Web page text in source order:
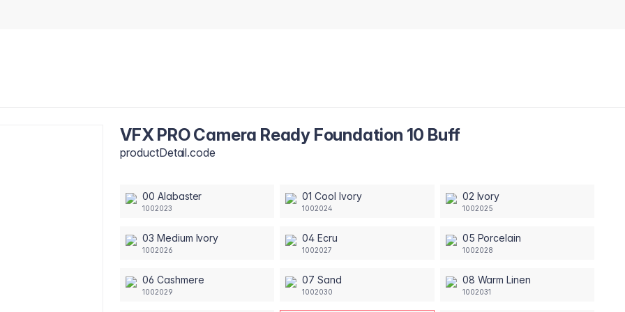
VFX PRO Camera Ready Foundation 10 Buff
productDetail.code
00 Alabaster
1002023
01 Cool Ivory
1002024
02 Ivory
1002025
03 Medium Ivory
1002026
04 Ecru
1002027
05 Porcelain
1002028
06 Cashmere
1002029
07 Sand
1002030
08 Warm Linen
1002031